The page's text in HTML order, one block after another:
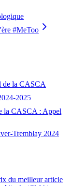
#MeToo
de la CASCA
2025
la CASCA : Appel
Tremblay 2024
du meilleur article